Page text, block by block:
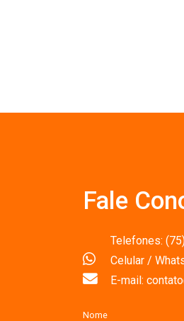
Fale
Telefones:
Celular /
E-mail:
Nome